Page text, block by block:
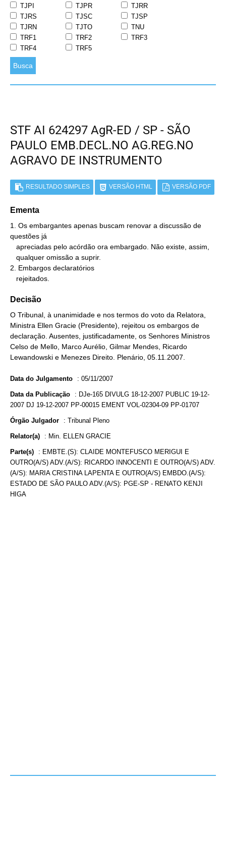
TJPI
TJPR
TJRR
TJRS
TJSC
TJSP
TJRN
TJTO
TNU
TRF1
TRF2
TRF3
TRF4
TRF5
Busca
STF AI 624297 AgR-ED / SP - SÃO
PAULO EMB.DECL.NO AG.REG.NO
AGRAVO DE INSTRUMENTO
RESULTADO SIMPLES VERSÃO HTML VERSÃO PDF
Ementa
1. Os embargantes apenas buscam renovar a discussão de
questões já
2. Embargos declaratórios
   rejeitados.
Decisão
O Tribunal, à unanimidade e nos termos do voto da Relatora,
Ministra Ellen Gracie (Presidente), rejeitou os embargos de
declaração. Ausentes, justificadamente, os Senhores Ministros
Celso de Mello, Marco Aurélio, Gilmar Mendes, Ricardo
Lewandowski e Menezes Direito. Plenário, 05.11.2007.
Data do Julgamento : 05/11/2007
Data da Publicação : DJe-165 DIVULG 18-12-2007 PUBLIC 19-12-
2007 DJ 19-12-2007 PP-00015 EMENT VOL-02304-09 PP-01707
Órgão Julgador : Tribunal Pleno
Relator(a) : Min. ELLEN GRACIE
Parte(s) : EMBTE.(S): CLAIDE MONTEFUSCO MERIGUI E
OUTRO(A/S) ADV.(A/S): RICARDO INNOCENTI E OUTRO(A/S) ADV.
(A/S): MARIA CRISTINA LAPENTA E OUTRO(A/S) EMBDO.(A/S):
ESTADO DE SÃO PAULO ADV.(A/S): PGE-SP - RENATO KENJI
HIGA